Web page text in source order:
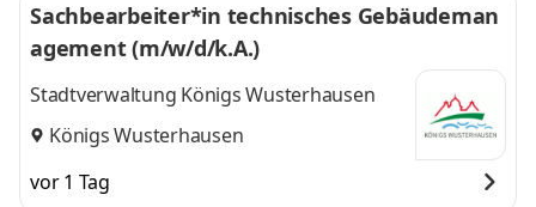
Sachbearbeiter*in technisches Gebäudeman
agement (m/w/d/k.A.)
Stadtverwaltung Königs Wusterhausen
Königs Wusterhausen
vor 1 Tag